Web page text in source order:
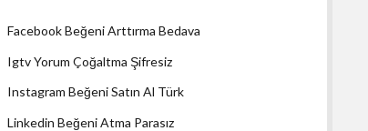
Facebook Beğeni Arttırma Bedava
Igtv Yorum Çoğaltma Şifresiz
Instagram Beğeni Satın Al Türk
Linkedin Beğeni Atma Parasız